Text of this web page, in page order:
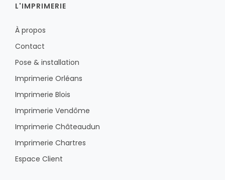
L'IMPRIMERIE
À propos
Contact
Pose & installation
Imprimerie Orléans
Imprimerie Blois
Imprimerie Vendôme
Imprimerie Châteaudun
Imprimerie Chartres
Espace Client